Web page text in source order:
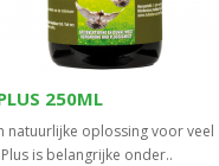
250ML
natuurlijke oplossing voor veel
is belangrijke onder..